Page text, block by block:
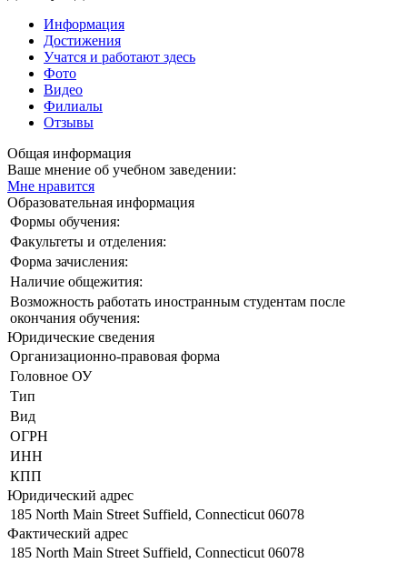
Информация
Достижения
Учатся и работают здесь
Фото
Видео
Филиалы
Отзывы
Общая информация
Ваше мнение об учебном заведении:
Мне нравится
Образовательная информация
Формы обучения:
Факультеты и отделения:
Форма зачисления:
Наличие общежития:
Возможность работать иностранным студентам после
окончания обучения:
Юридические сведения
Организационно-правовая форма
Головное ОУ
Тип
Вид
ОГРН
ИНН
КПП
Юридический адрес
185 North Main Street Suffield, Connecticut 06078
Фактический адрес
185 North Main Street Suffield, Connecticut 06078